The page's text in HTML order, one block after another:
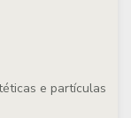
e partículas